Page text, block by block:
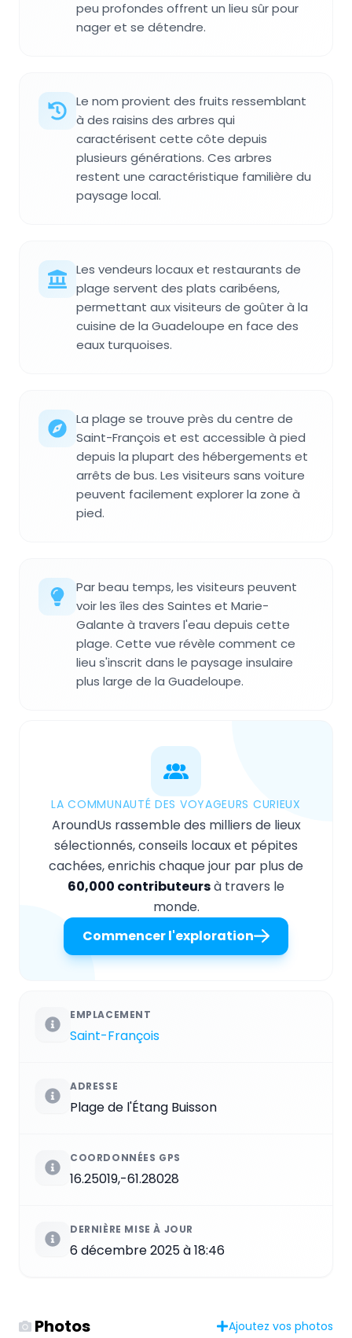
peu profondes offrent un lieu sûr pour
nager et se détendre.
Le nom provient des fruits ressemblant
à des raisins des arbres qui
caractérisent cette côte depuis
plusieurs générations. Ces arbres
restent une caractéristique familière du
paysage local.
Les vendeurs locaux et restaurants de
plage servent des plats caribéens,
permettant aux visiteurs de goûter à la
cuisine de la Guadeloupe en face des
eaux turquoises.
La plage se trouve près du centre de
Saint-François et est accessible à pied
depuis la plupart des hébergements et
arrêts de bus. Les visiteurs sans voiture
peuvent facilement explorer la zone à
pied.
Par beau temps, les visiteurs peuvent
voir les îles des Saintes et Marie-
Galante à travers l'eau depuis cette
plage. Cette vue révèle comment ce
lieu s'inscrit dans le paysage insulaire
plus large de la Guadeloupe.
LA COMMUNAUTÉ DES VOYAGEURS CURIEUX
AroundUs rassemble des milliers de lieux
sélectionnés, conseils locaux et pépites
cachées, enrichis chaque jour par plus de
60,000 contributeursà travers le
monde.
Commencer l'exploration
EMPLACEMENT
Saint-François
ADRESSE
Plage de l'Étang Buisson
COORDONNÉES GPS
16.25019,-61.28028
DERNIÈRE MISE À JOUR
6 décembre 2025 à 18:46
Photos Ajoutez vos photos